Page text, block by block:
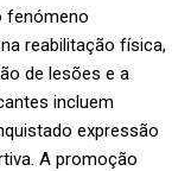
fenómeno
reabilitação física,
de lesões e a
incluem
expressão
A promoção